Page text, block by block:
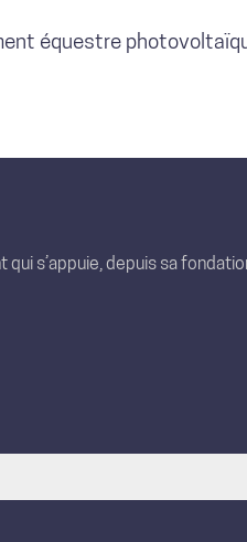
s’appuie, depuis sa